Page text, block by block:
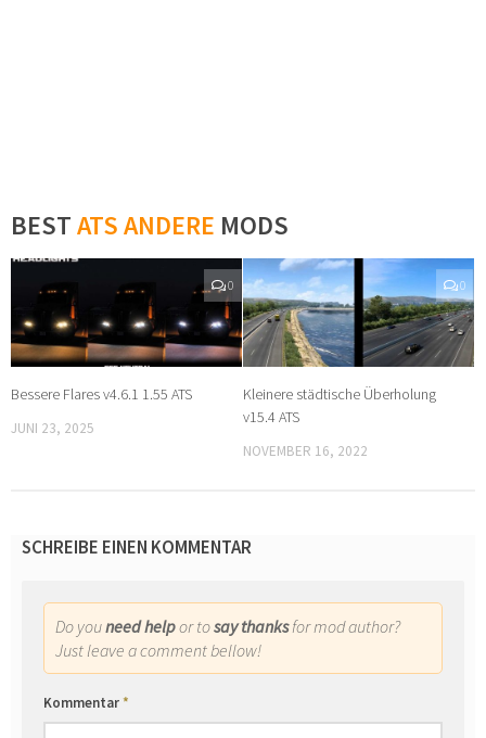
BESTATS ANDERE MODS
0
Bessere Flares v4.6.1 1.55 ATS
JUNI 23, 2025
0
Kleinere städtische Überholung
v15.4 ATS
NOVEMBER 16, 2022
SCHREIBE EINEN KOMMENTAR
Do youneed helpor tosay thanksfor mod author?
Just leave a comment bellow!
Kommentar*